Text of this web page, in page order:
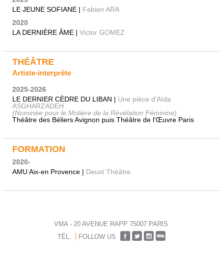
LE JEUNE SOFIANE | Fabien ARA
2020
LA DERNIÈRE ÂME | Victor GOMEZ
THÉÂTRE
Artiste-interprète
2025-2026
LE DERNIER CÈDRE DU LIBAN | Une pièce d'Aïda
ASGHARZADEH
(Nominée pour le Molière de la Révélation Féminine)
Théâtre des Béliers Avignon puis Théâtre de l'Œuvre Paris
FORMATION
2020-
AMU Aix-en Provence | Deust Théâtre
VMA - 20 AVENUE RAPP 75007 PARIS
TÉL.
FOLLOW US